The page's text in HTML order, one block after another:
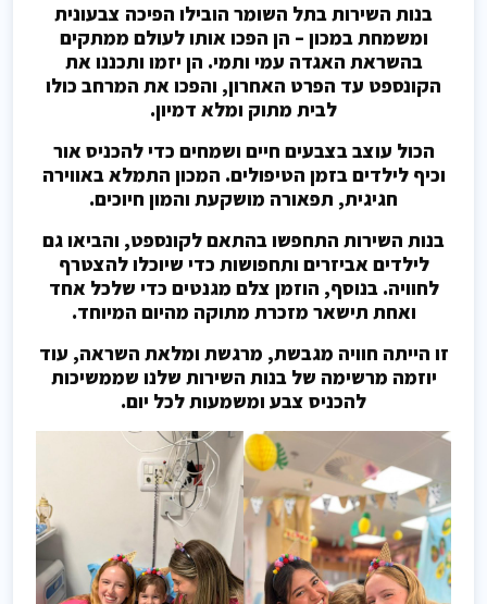
בנות השירות בתל השומר הובילו הפיכה צבעונית
ומשמחת במכון – הן הפכו אותו לעולם ממתקים
בהשראת האגדה עמי ותמי. הן יזמו ותכננו את
הקונספט עד הפרט האחרון, והפכו את המרחב כולו
לבית מתוק ומלא דמיון.
הכול עוצב בצבעים חיים ושמחים כדי להכניס אור
וכיף לילדים בזמן הטיפולים. המכון התמלא באווירה
חגיגית, תפאורה מושקעת והמון חיוכים.
בנות השירות התחפשו בהתאם לקונספט, והביאו גם
לילדים אביזרים ותחפושות כדי שיוכלו להצטרף
לחוויה. בנוסף, הוזמן צלם מגנטים כדי שלכל אחד
ואחת תישאר מזכרת מתוקה מהיום המיוחד.
זו הייתה חוויה מגבשת, מרגשת ומלאת השראה, עוד
יוזמה מרשימה של בנות השירות שלנו שממשיכות
להכניס צבע ומשמעות לכל יום.